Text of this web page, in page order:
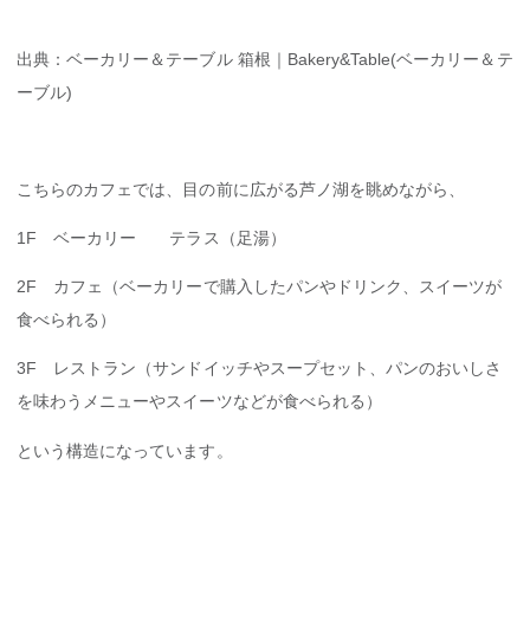
出典：ベーカリー＆テーブル 箱根｜Bakery&Table(ベーカリー＆テ
ーブル)
こちらのカフェでは、目の前に広がる芦ノ湖を眺めながら、
1F ベーカリー テラス（足湯）
2F カフェ（ベーカリーで購入したパンやドリンク、スイーツが
食べられる）
3F レストラン（サンドイッチやスープセット、パンのおいしさ
を味わうメニューやスイーツなどが食べられる）
という構造になっています。